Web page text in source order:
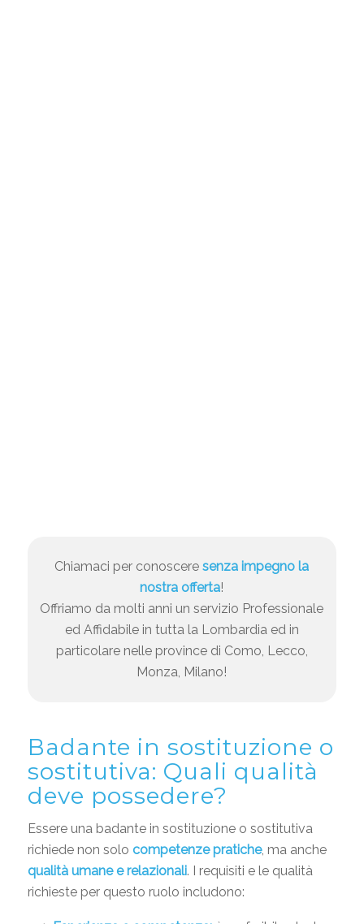
Chiamaci per conosceresenza impegno la
nostra offerta!
Offriamo da molti anni un servizio Professionale
ed Affidabile in tutta la Lombardia ed in
particolare nelle province di Como, Lecco,
Monza, Milano!
Badante in sostituzione o
sostitutiva: Quali qualità
deve possedere?
Essere una badante in sostituzione o sostitutiva
richiede non solo competenze pratiche, ma anche
qualità umane e relazionali. I requisiti e le qualità
richieste per questo ruolo includono: